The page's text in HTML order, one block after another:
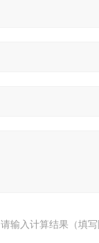
请输入计算结果（填